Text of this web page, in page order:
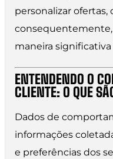
personalizar ofertas,
consequentemente,
maneira
ENTENDENDO O
CLIENTE: O QUE
Dados de
informações
e preferências dos